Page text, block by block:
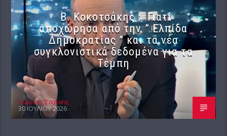
Β. Κοκοτσάκης : Γιατί
αποχώρησα από την ” Ελπίδα
Δημοκρατίας ” και τα νέα
συγκλονιστικά δεδομένα για τα
Τέμπη
Γιώργος Σαχίνης
30 ΙΟΥΛΊΟΥ 2026